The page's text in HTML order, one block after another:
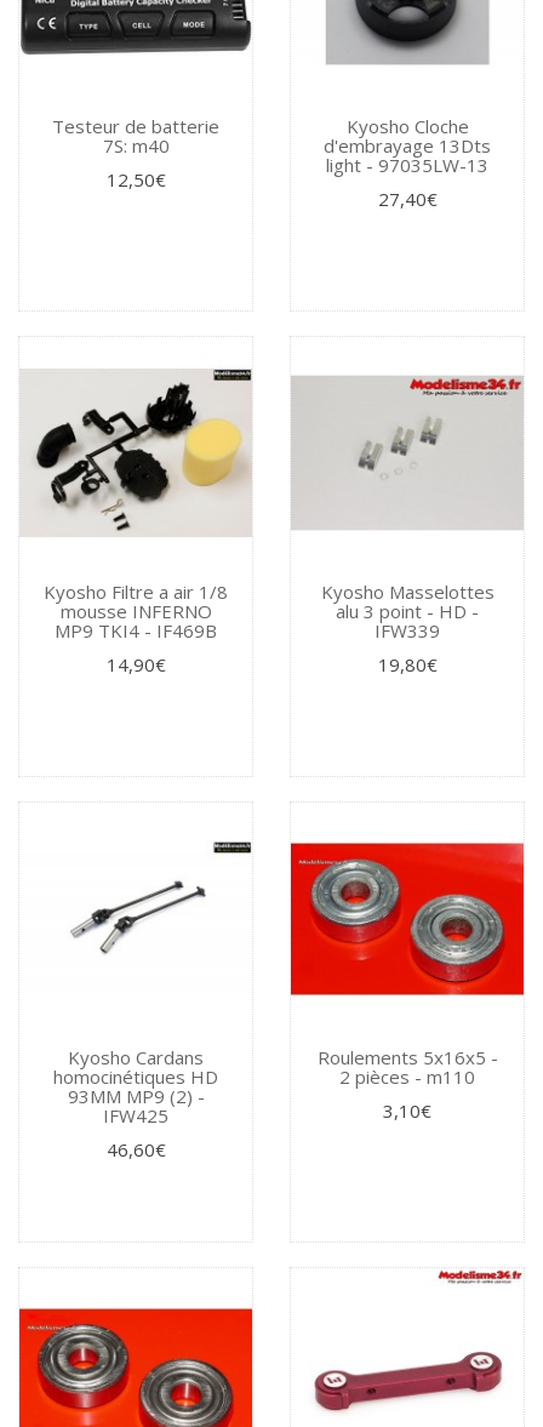
Testeur de batterie
7S: m40
12,50€
Kyosho Cloche
d'embrayage 13Dts
light - 97035LW-13
27,40€
Kyosho Filtre a air 1/8
mousse INFERNO
MP9 TKI4 - IF469B
14,90€
Kyosho Masselottes
alu 3 point - HD -
IFW339
19,80€
Kyosho Cardans
homocinétiques HD
93MM MP9 (2) -
IFW425
46,60€
Roulements 5x16x5 -
2 pièces - m110
3,10€